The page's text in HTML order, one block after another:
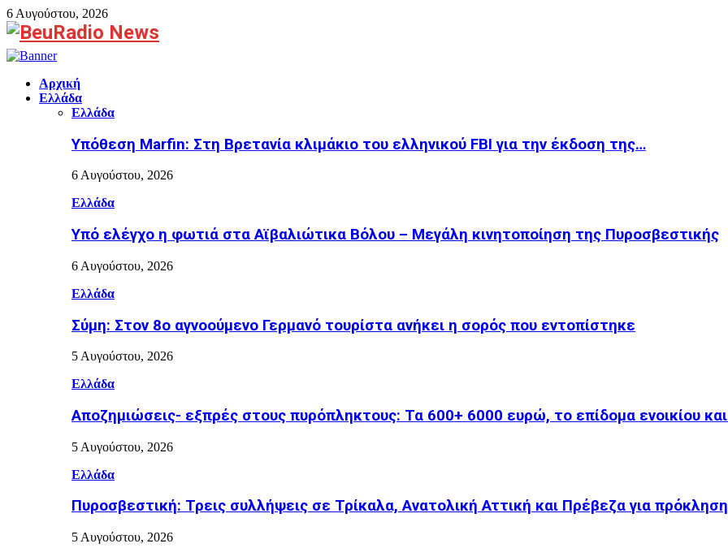
6 Αυγούστου, 2026
Facebook
Αρχική
Ελλάδα
Ελλάδα
Υπόθεση Marfin: Στη Βρετανία κλιμάκιο του ελληνικού FBI για την έκδοση της…
6 Αυγούστου, 2026
Ελλάδα
Υπό ελέγχο η φωτιά στα Αϊβαλιώτικα Βόλου – Μεγάλη κινητοποίηση της Πυροσβεστικής
6 Αυγούστου, 2026
Ελλάδα
Σύμη: Στον 8ο αγνοούμενο Γερμανό τουρίστα ανήκει η σορός που εντοπίστηκε
5 Αυγούστου, 2026
Ελλάδα
Αποζημιώσεις- εξπρές στους πυρόπληκτους: Τα 600+ 6000 ευρώ, το επίδομα ενοικίου
5 Αυγούστου, 2026
Ελλάδα
Πυροσβεστική: Τρεις συλλήψεις σε Τρίκαλα, Ανατολική Αττική και Πρέβεζα για
5 Αυγούστου, 2026